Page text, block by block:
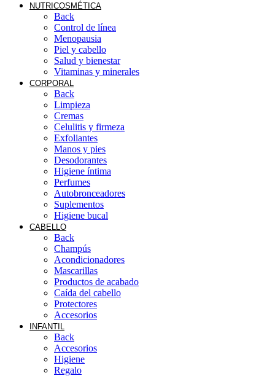
NUTRICOSMÉTICA
Back
Control de línea
Menopausia
Piel y cabello
Salud y bienestar
Vitaminas y minerales
CORPORAL
Back
Limpieza
Cremas
Celulitis y firmeza
Exfoliantes
Manos y pies
Desodorantes
Higiene íntima
Perfumes
Autobronceadores
Suplementos
Higiene bucal
CABELLO
Back
Champús
Acondicionadores
Mascarillas
Productos de acabado
Caída del cabello
Protectores
Accesorios
INFANTIL
Back
Accesorios
Higiene
Regalo